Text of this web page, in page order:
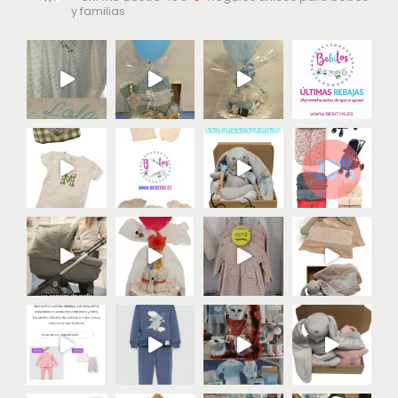
incluir en lacanastilla del recién nacido
o como
funcionalidad, comodidad y un diseño adorable.
Este conjunto es perfecto tanto para el hospital como
para los primeros días en casa, asegurando que el bebé
esté siempre cómodo, protegido y vestido con una
prenda especialmente diseñada para su bienestar.
Características del
conjunto
Conjunto de
primera puesta para recién nacido
Incluyecamiseta, polaina y gorro a juego
Diseño de cochesdivertido y dulce
Tejido
suave, delicado y transpirable
y familias